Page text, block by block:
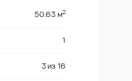
50.63 м2
1
3из 16